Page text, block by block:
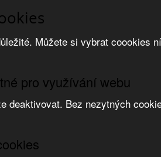
Můžete si vybrat coookies
pro využívání webu
deaktivovat. Bez nezytných
Přeskočit na doplňující obsah